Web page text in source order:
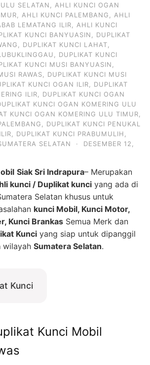
SELATAN, AHLI KUNCI OGAN
, AHLI KUNCI PALEMBANG, AHLI
LEMATANG ILIR, AHLI KUNCI
KUNCI BANYUASIN, DUPLIKAT
, DUPLIKAT KUNCI LAHAT,
, DUPLIKAT KUNCI
KUNCI MUSI BANYUASIN,
RAWAS, DUPLIKAT KUNCI MUSI
KUNCI OGAN ILIR, DUPLIKAT
ILIR, DUPLIKAT KUNCI OGAN
KUNCI OGAN KOMERING ULU
KUNCI OGAN KOMERING ULU TIMUR,
, DUPLIKAT KUNCI PENUKAL
, DUPLIKAT KUNCI PRABUMULIH,
SELATAN
·
DESEMBER 12,
Siak Sri Indrapura– Merupakan
kunci / Duplikat kunci yang ada di
Selatan khusus untuk
kunci Mobil, Kunci Motor,
Kunci Brankas Semua Merk dan
Kunci yang siap untuk dipanggil
wilayah Sumatera Selatan.
Kunci
Kunci Mobil